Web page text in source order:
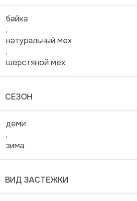
байка
,
натуральный мех
,
шерстяной мех
СЕЗОН
деми
,
зима
ВИД ЗАСТЕЖКИ